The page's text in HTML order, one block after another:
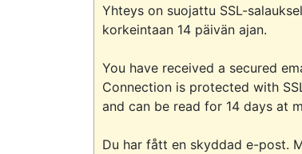
Yhteys on suojattu SSL-
korkeintaan 14 päivän ajan.
You have received a secured
Connection is protected with
and can be read for 14 days at
Du har fått en skyddad e-post.